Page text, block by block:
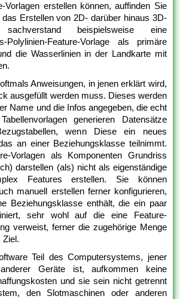
Vorlagen erstellen können, auffinden Sie
Erstellen von 2D- darüber hinaus 3D-
beispielsweise eine
Polylinien-Feature-Vorlage als primäre
die Wasserlinien in der Landkarte mit
Anweisungen, in jenen erklärt wird,
ausgefüllt werden muss. Dieses werden
Name und die Infos angegeben, die echt
generieren Datensätze
wenn Diese ein neues
an einer Beziehungsklasse teilnimmt.
Vorlagen als Komponenten Grundriss
darstellen (als) nicht als eigenständige
Features erstellen. Sie können
manuell erstellen ferner konfigurieren,
Beziehungsklasse enthält, die ein paar
sehr wohl auf die eine Feature-
verweist, ferner die zugehörige Menge
Ziel.
Teil des Computersystems, jener
Geräte ist, aufkommen keine
und sie sein nicht getrennt
den Slotmaschinen oder anderen